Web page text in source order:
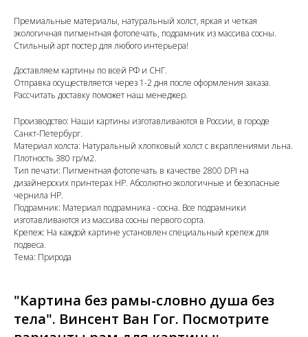
Премиальные материалы, натуральный холст, яркая и четкая
экологичная пигментная фотопечать, подрамник из массива сосны.
Стильный арт постер для любого интерьера!
Доставляем картины по всей РФ и СНГ.
Отправка осуществляется через 1-2 дня после оформления заказа.
Рассчитать доставку поможет наш менеджер.
Производство: Наши картины изготавливаются в России, в городе
Санкт-Петербург.
Материал холста: Натуральный хлопковый холст с вкраплениями льна.
Плотность 380 гр/м2.
Тип печати: Пигментная фотопечать в качестве 2800 DPI на
дизайнерских принтерах HP. Абсолютно экологичные и безопасные
чернила HP.
Подрамник: Материал подрамника - сосна. Все подрамники
изготавливаются из массива сосны первого сорта.
Крепеж: На каждой картине установлен специальный крепеж для
подвеса.
Тема: Природа
"Картина без рамы-словно душа без
тела". Винсент Ван Гог. Посмотрите